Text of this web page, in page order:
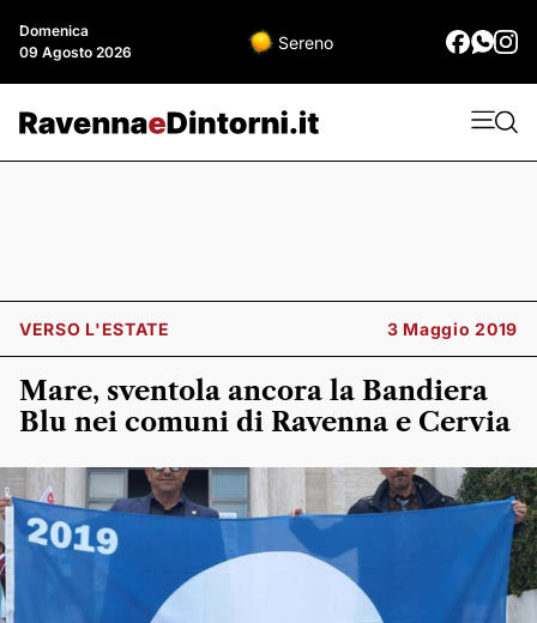
Domenica
09 Agosto 2026
Sereno
VERSO L'ESTATE 3 Maggio 2019
Mare, sventola ancora la Bandiera
Blu nei comuni di Ravenna e Cervia